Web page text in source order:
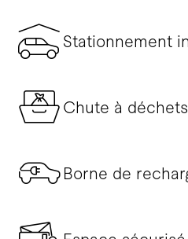
Stationnement
Chute à déchets
Borne de